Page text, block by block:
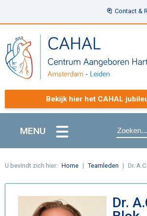
Contact &
Bekijk hier het CAHAL
MENU
U bevindt zich hier: Home Teamleden Dr.
Dr.